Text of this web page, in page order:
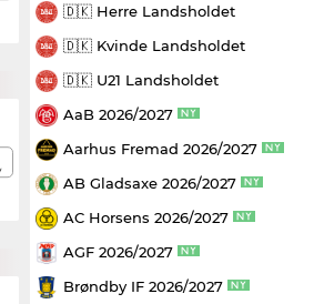
🇩🇰 Herre Landsholdet
🇩🇰 Kvinde Landsholdet
🇩🇰 U21 Landsholdet
AaB 2026/2027
Aarhus Fremad 2026/2027
AB Gladsaxe 2026/2027
AC Horsens 2026/2027
AGF 2026/2027
Brøndby IF 2026/2027